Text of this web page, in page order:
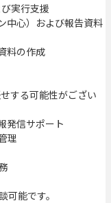
実行支援
中心）および報告資料
料の作成
する可能性がござい
発信サポート
理
能です。